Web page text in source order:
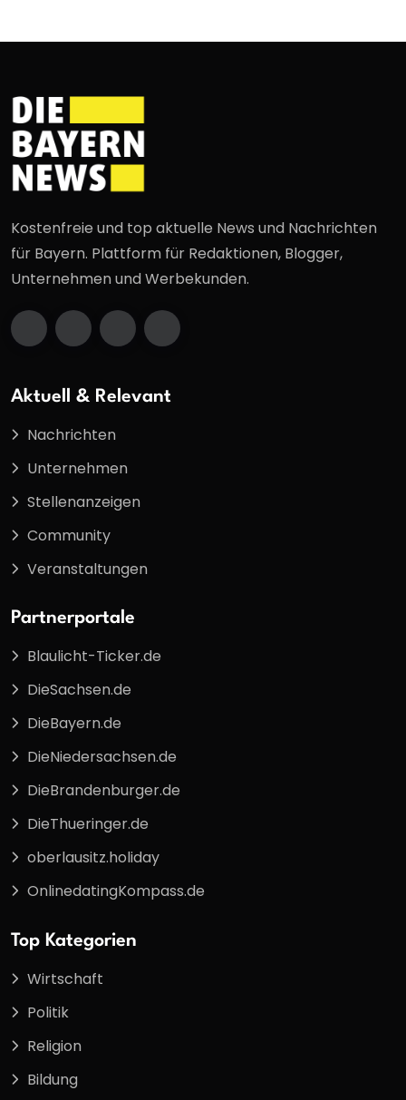
Kostenfreie und top aktuelle News und Nachrichten
für Bayern. Plattform für Redaktionen, Blogger,
Unternehmen und Werbekunden.
Aktuell & Relevant
Nachrichten
Unternehmen
Stellenanzeigen
Community
Veranstaltungen
Partnerportale
Blaulicht-Ticker.de
DieSachsen.de
DieBayern.de
DieNiedersachsen.de
DieBrandenburger.de
DieThueringer.de
oberlausitz.holiday
OnlinedatingKompass.de
Top Kategorien
Wirtschaft
Politik
Religion
Bildung